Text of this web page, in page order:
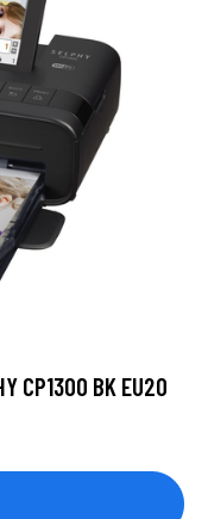
CP1300 BK EU20